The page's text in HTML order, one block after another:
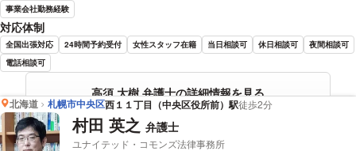
事業会社勤務経験
対応体制
全国出張対応 24時間予約受付 女性スタッフ在籍 当日相談可 休日相談可
夜間相談可
電話相談可
高須 大樹 弁護士の詳細情報を見る
北海道 札幌市中央区西１１丁目（中央区役所前）駅徒歩2分
村田 英之 弁護士
ユナイテッド・コモンズ法律事務所